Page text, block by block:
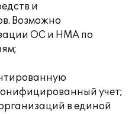
и
Возможно
ОС и НМА по
учет;
в единой